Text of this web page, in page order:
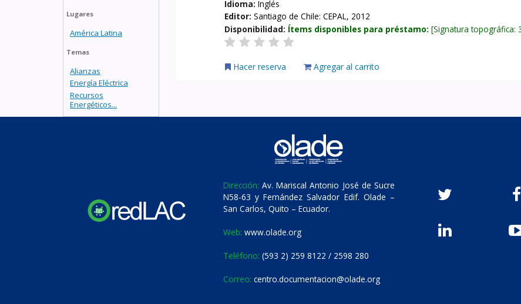
Lugares
América Latina
Temas
Alianzas
Energía Eléctrica
Recursos
Energéticos...
Idioma:Inglés
Editor:Santiago de Chile: CEPAL, 2012
Disponibilidad: Ítems disponibles para préstamo: Signatura topográfica:
Hacer reserva Agregar al carrito
Dirección: Av. Mariscal Antonio José de Sucre
N58-63 y Fernández Salvador Edif. Olade –
San Carlos, Quito – Ecuador.
Web: www.olade.org
Teléfono: (593 2) 259 8122 / 2598 280
Correo: centro.documentacion@olade.org